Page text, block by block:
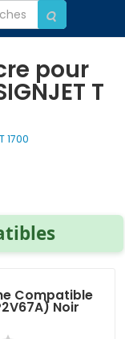
pour
T
1700
Compatible
Noir